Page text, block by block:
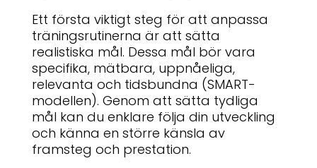
Ett första viktigt steg för att anpassa
träningsrutinerna är att sätta
realistiska mål. Dessa mål bör vara
specifika, mätbara, uppnåeliga,
relevanta och tidsbundna (SMART-
modellen). Genom att sätta tydliga
mål kan du enklare följa din utveckling
och känna en större känsla av
framsteg och prestation.